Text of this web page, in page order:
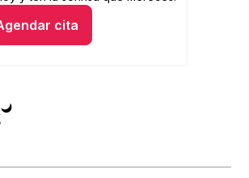
cita
Hablar con un asesor